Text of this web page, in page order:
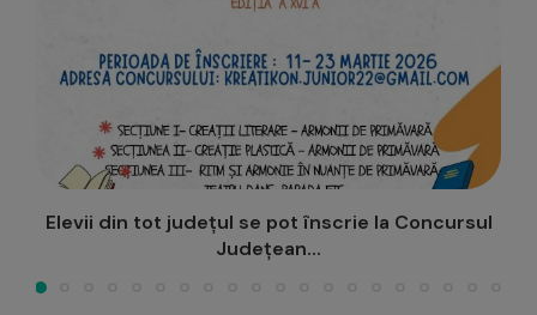
din tot județul se pot înscrie la Concursul
Județean...